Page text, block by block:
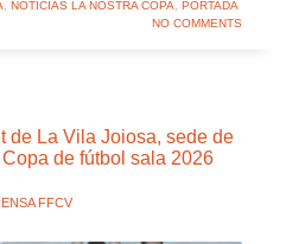
NOTICIAS LA NOSTRA COPA
PORTADA
NO COMMENTS
de La Vila Joiosa, sede de
de fútbol sala 2026
FFCV